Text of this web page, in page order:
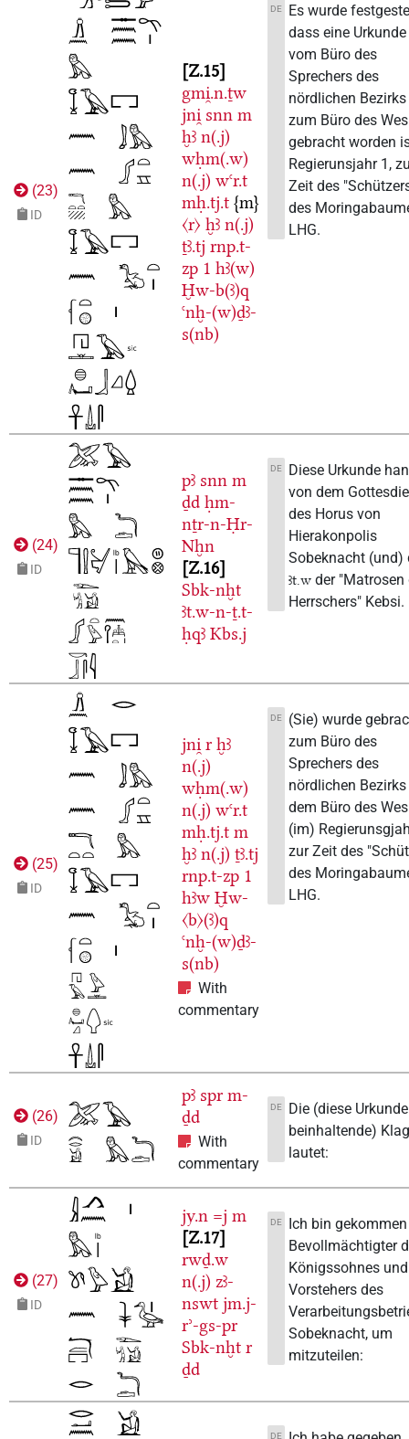
(23)
ID
Z.15
gmi̯.n.ṯw
jni̯ snn m
ḫꜣ n(.j)
wḥm(.w)
n(.j) wꜥr.t
mḥ.tj.t {m}
〈r〉 ḫꜣ n(.j)
ṯꜣ.tj rnp.t-
zp 1 hꜣ(w)
Ḫw-b(ꜣ)q
ꜥnḫ-(w)ḏꜣ-
s(nb)
DE
Es wurde
dass eine Urkunde
vom Büro des
Sprechers des
nördlichen Bezirks
zum Büro des
gebracht worden
Regierunsjahr 1,
Zeit des
des
LHG.
(24)
ID
pꜣ snn m
ḏd ḥm-
nṯr-n-Ḥr-
Nḫn
Z.16
Sbk-nḫt
ꜣt.w-n-ṯ.t-
ḥqꜣ Kbs.j
DE
Diese Urkunde
von dem
des Horus von
Hierakonpolis
Sobeknacht (und)
ꜣt.w der "Matrosen
Herrschers" Kebsi.
(25)
ID
jni̯ r ḫꜣ
n(.j)
wḥm(.w)
n(.j) wꜥr.t
mḥ.tj.t m
ḫꜣ n(.j) ṯꜣ.tj
rnp.t-zp 1
hꜣw Ḫw-
〈b〉(ꜣ)q
ꜥnḫ-(w)ḏꜣ-
s(nb)
With
commentary
DE
(Sie) wurde
zum Büro des
Sprechers des
nördlichen
dem Büro des
(im)
zur Zeit des
des
LHG.
(26)
ID
pꜣ spr m-
ḏd
With
commentary
DE
Die (diese Urkunde
beinhaltende)
lautet:
(27)
ID
jy.n =j m
Z.17
rwḏ.w
n(.j) zꜣ-
nswt jm.j-
rʾ-gs-pr
Sbk-nḫt r
ḏd
DE
Ich bin
Bevollmächtigter
Königssohnes und
Vorstehers des
Sobeknacht, um
mitzuteilen:
DE